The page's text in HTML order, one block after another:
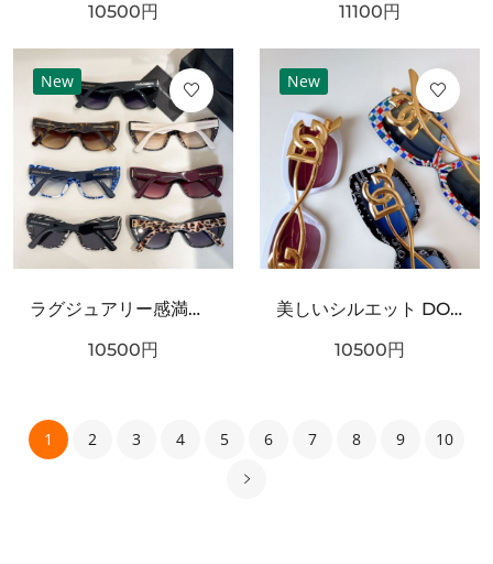
10500円
11100円
New
ラグジュアリー感満載 DOLCE＆GABBANA ドルチェ＆ガッバーナ コピー サングラス こだわり抜かれた逸品
10500円
New
美しいシルエット DOLCE＆GABBANA ドルチェ＆ガッバーナ コピー サングラス 極上の着心地
10500円
1 2 3 4 5 6 7 8 9 10